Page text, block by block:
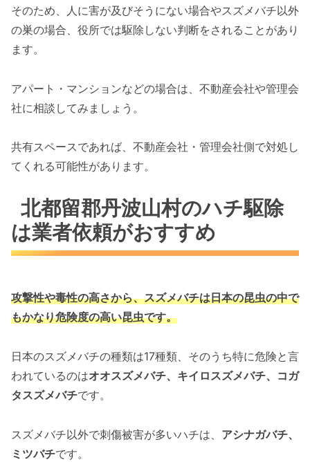
そのため、人に害が及びそうにない場合やスズメバチ以外
の巣の場合、役所では駆除しない判断をされることがあり
ます。
アパート・マンションなどの場合は、不動産会社や管理会
社に相談してみましょう。
共有スペースであれば、不動産会社・管理会社側で対処し
てくれる可能性があります。
北都留郡丹波山村のハチ駆除
は業者依頼がおすすめ
攻撃性や毒性の高さから、スズメバチは日本の昆虫の中で
もかなり危険度の高い昆虫です。
日本のスズメバチの種類は17種類、そのうち特に危険と言
われているのはオオスズメバチ、キイロスズメバチ、コガ
タスズメバチです。
スズメバチ以外で刺傷被害が多いハチは、 アシナガバチ、
ミツバチです。